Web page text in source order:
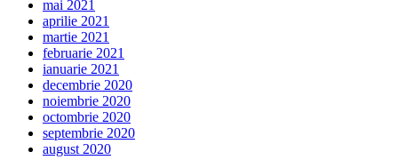
mai 2021
aprilie 2021
martie 2021
februarie 2021
ianuarie 2021
decembrie 2020
noiembrie 2020
octombrie 2020
septembrie 2020
august 2020